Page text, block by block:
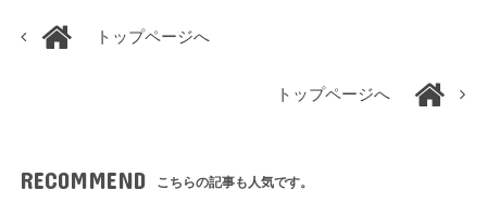
トップページへ
トップページへ
RECOMMEND こちらの記事も人気です。